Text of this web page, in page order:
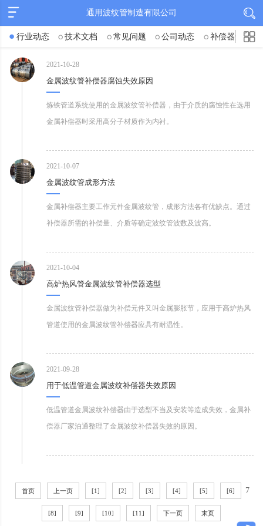
通用波纹管制造有限公司
行业动态 技术文档 常见问题 公司动态 补偿器知识
2021-10-28
金属波纹管补偿器腐蚀失效原因
炼铁管道系统使用的金属波纹管补偿器，由于介质的腐蚀性在选用
金属补偿器时采用高分子材质作为内衬。
2021-10-07
金属波纹管成形方法
金属补偿器主要工作元件金属波纹管，成形方法各有优缺点。通过
补偿器所需的补偿量、介质等确定波纹管波数及波高。
2021-10-04
高炉热风管金属波纹管补偿器选型
金属波纹管补偿器做为补偿元件又叫金属膨胀节，应用于高炉热风
管道使用的金属波纹管补偿器应具有耐温性。
2021-09-28
用于低温管道金属波纹补偿器失效原因
低温管道金属波纹补偿器由于选型不当及安装等造成失效，金属补
偿器厂家泊通整理了金属波纹补偿器失效的原因。
首页 上一页 [1] [2] [3] [4] [5] [6] 7
[8] [9] [10] [11] 下一页 末页